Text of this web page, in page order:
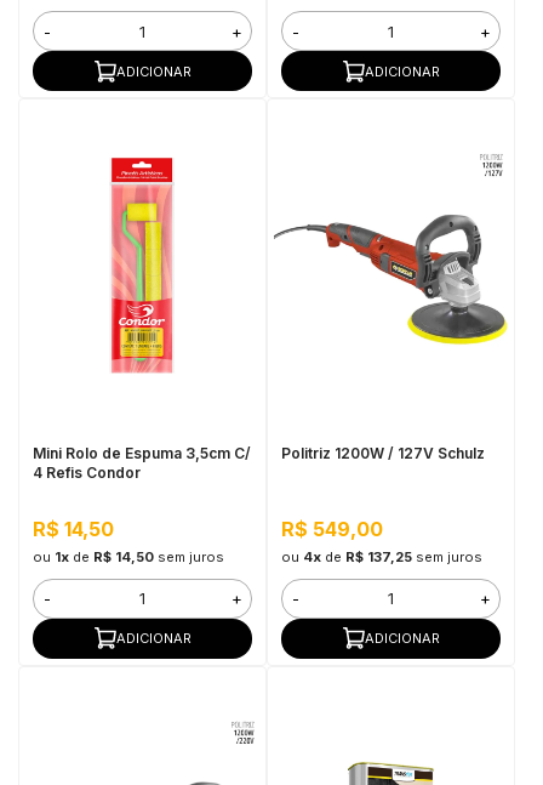
- +
ADICIONAR
- +
ADICIONAR
Mini Rolo de Espuma 3,5cm C/
4 Refis Condor
R$ 14,50
ou 1xde R$ 14,50 sem juros
- +
ADICIONAR
Politriz 1200W / 127V Schulz
R$ 549,00
ou 4xde R$ 137,25 sem juros
- +
ADICIONAR